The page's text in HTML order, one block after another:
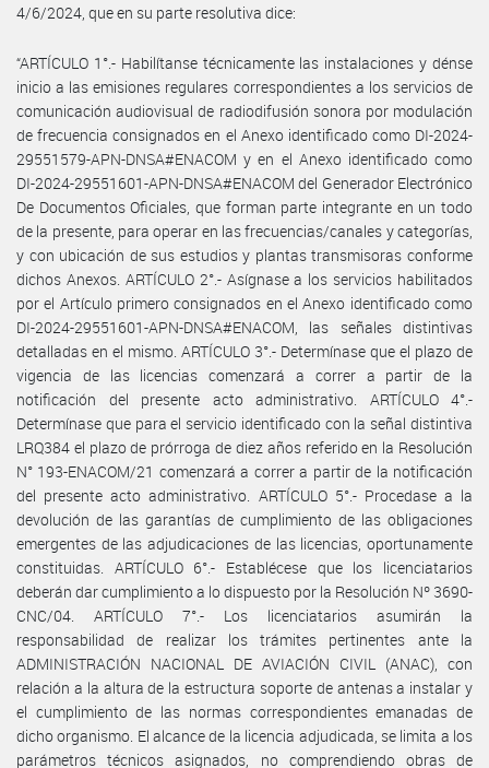
4/6/2024, que en su parte resolutiva dice:
“ARTÍCULO 1°.- Habilítanse técnicamente las instalaciones y dénse
inicio a las emisiones regulares correspondientes a los servicios de
comunicación audiovisual de radiodifusión sonora por modulación
de frecuencia consignados en el Anexo identificado como DI-2024-
29551579-APN-DNSA#ENACOM y en el Anexo identificado como
DI-2024-29551601-APN-DNSA#ENACOM del Generador Electrónico
De Documentos Oficiales, que forman parte integrante en un todo
de la presente, para operar en las frecuencias/canales y categorías,
y con ubicación de sus estudios y plantas transmisoras conforme
dichos Anexos. ARTÍCULO 2°.- Asígnase a los servicios habilitados
por el Artículo primero consignados en el Anexo identificado como
DI-2024-29551601-APN-DNSA#ENACOM, las señales distintivas
detalladas en el mismo. ARTÍCULO 3°.- Determínase que el plazo de
vigencia de las licencias comenzará a correr a partir de la
notificación del presente acto administrativo. ARTÍCULO 4°.-
Determínase que para el servicio identificado con la señal distintiva
LRQ384 el plazo de prórroga de diez años referido en la Resolución
N° 193-ENACOM/21 comenzará a correr a partir de la notificación
del presente acto administrativo. ARTÍCULO 5°.- Procedase a la
devolución de las garantías de cumplimiento de las obligaciones
emergentes de las adjudicaciones de las licencias, oportunamente
constituidas. ARTÍCULO 6°.- Establécese que los licenciatarios
deberán dar cumplimiento a lo dispuesto por la Resolución Nº 3690-
CNC/04. ARTÍCULO 7°.- Los licenciatarios asumirán la
responsabilidad de realizar los trámites pertinentes ante la
ADMINISTRACIÓN NACIONAL DE AVIACIÓN CIVIL (ANAC), con
relación a la altura de la estructura soporte de antenas a instalar y
el cumplimiento de las normas correspondientes emanadas de
dicho organismo. El alcance de la licencia adjudicada, se limita a los
parámetros técnicos asignados, no comprendiendo obras de